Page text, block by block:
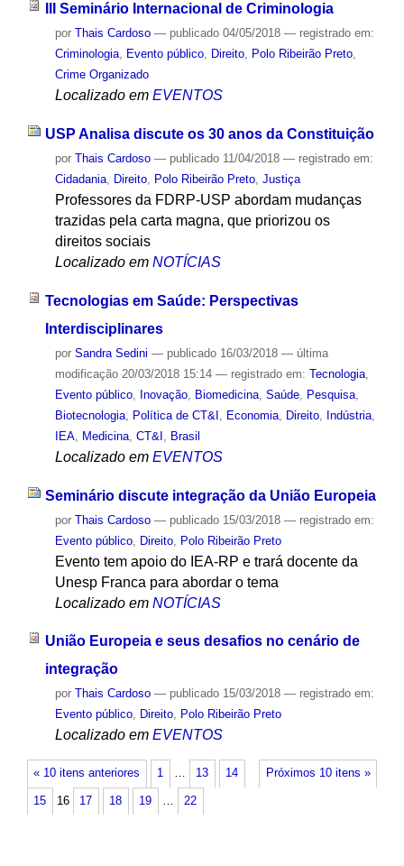
III Seminário Internacional de Criminologia
por Thais Cardoso — publicado04/05/2018 — registrado em:
Criminologia, Evento público, Direito, Polo Ribeirão Preto,
Crime Organizado
Localizado em EVENTOS
USP Analisa discute os 30 anos da Constituição
por Thais Cardoso — publicado11/04/2018 — registrado em:
Cidadania, Direito, Polo Ribeirão Preto, Justiça
Professores da FDRP-USP abordam mudanças
trazidas pela carta magna, que priorizou os
direitos sociais
Localizado em NOTÍCIAS
Tecnologias em Saúde: Perspectivas
Interdisciplinares
por Sandra Sedini — publicado16/03/2018 — última
modificação20/03/2018 15:14 — registrado em: Tecnologia,
Evento público, Inovação, Biomedicina, Saúde, Pesquisa,
Biotecnologia, Política de CT&I Economia, Direito, Indústria,
IEA, Medicina, CT&I Brasil
Localizado em EVENTOS
Seminário discute integração da União Europeia
por Thais Cardoso — publicado15/03/2018 — registrado em:
Evento público, Direito, Polo Ribeirão Preto
Evento tem apoio do IEA-RP e trará docente da
Unesp Franca para abordar o tema
Localizado em NOTÍCIAS
União Europeia e seus desafios no cenário de
integração
por Thais Cardoso — publicado15/03/2018 — registrado em:
Evento público, Direito, Polo Ribeirão Preto
Localizado em EVENTOS
« 10 itens anteriores Próximos 10 itens »
1 … 13 14
15 16 17 18 19 … 22